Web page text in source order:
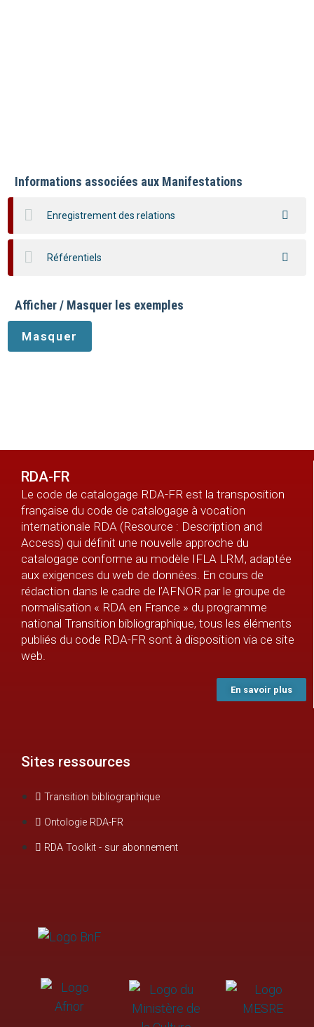
Informations associées aux Manifestations
Enregistrement des relations
Référentiels
Afficher / Masquer les exemples
RDA-FR
Le code de catalogage RDA-FR est la transposition
française du code de catalogage à vocation
internationale RDA (Resource : Description and
Access) qui définit une nouvelle approche du
catalogage conforme au modèle IFLA LRM, adaptée
aux exigences du web de données. En cours de
rédaction dans le cadre de l’AFNOR par le groupe de
normalisation « RDA en France » du programme
national Transition bibliographique, tous les éléments
publiés du code RDA-FR sont à disposition via ce site
web.
En savoir plus
Sites ressources
Transition bibliographique
Ontologie RDA-FR
RDA Toolkit - sur abonnement